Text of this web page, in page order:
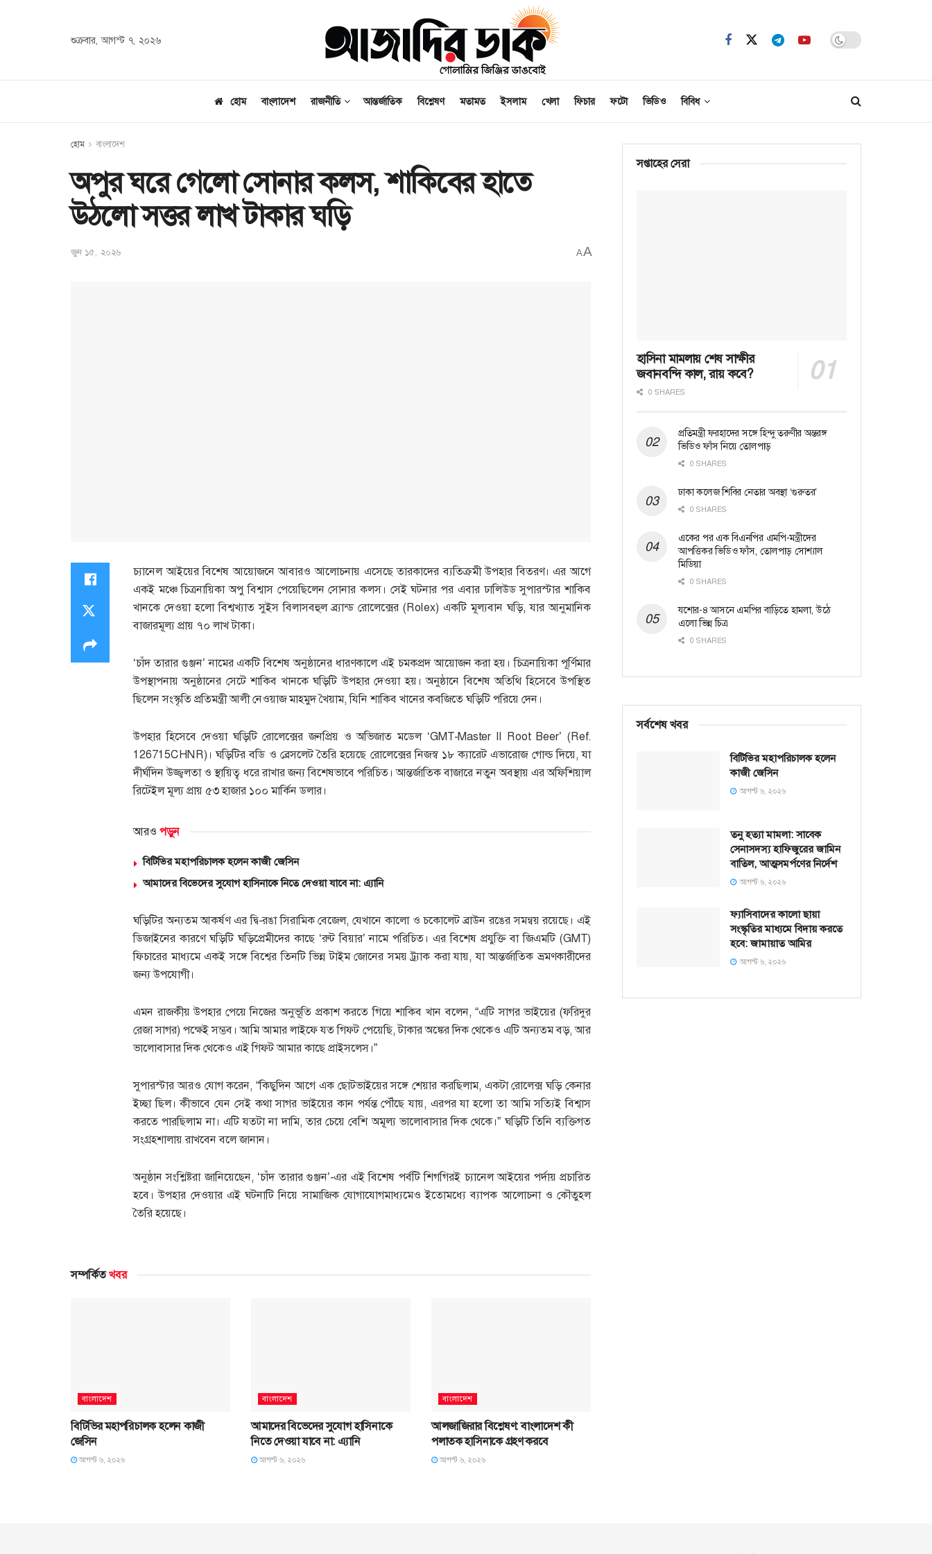
শুক্রবার, আগস্ট ৭, ২০২৬
হোম বাংলাদেশ রাজনীতি আন্তর্জাতিক বিশ্লেষণ মতামত ইসলাম খেলা ফিচার ফটো ভিডিও বিবিধ
হোম বাংলাদেশ
অপুর ঘরে গেলো সোনার কলস, শাকিবের হাতে
উঠলো সত্তর লাখ টাকার ঘড়ি
জুন ১৫, ২০২৬ AA
চ্যানেল আইয়ের বিশেষ আয়োজনে আবারও আলোচনায় এসেছে তারকাদের ব্যতিক্রমী উপহার বিতরণ। এর আগে
একই মঞ্চে চিত্রনায়িকা অপু বিশ্বাস পেয়েছিলেন সোনার কলস। সেই ঘটনার পর এবার ঢালিউড সুপারস্টার শাকিব
খানকে দেওয়া হলো বিশ্বখ্যাত সুইস বিলাসবহুল ব্র্যান্ড রোলেক্সের (Rolex) একটি মূল্যবান ঘড়ি, যার আনুমানিক
বাজারমূল্য প্রায় ৭০ লাখ টাকা।
‘চাঁদ তারার গুঞ্জন’ নামের একটি বিশেষ অনুষ্ঠানের ধারণকালে এই চমকপ্রদ আয়োজন করা হয়। চিত্রনায়িকা পূর্ণিমার
উপস্থাপনায় অনুষ্ঠানের সেটে শাকিব খানকে ঘড়িটি উপহার দেওয়া হয়। অনুষ্ঠানে বিশেষ অতিথি হিসেবে উপস্থিত
ছিলেন সংস্কৃতি প্রতিমন্ত্রী আলী নেওয়াজ মাহমুদ খৈয়াম, যিনি শাকিব খানের কবজিতে ঘড়িটি পরিয়ে দেন।
উপহার হিসেবে দেওয়া ঘড়িটি রোলেক্সের জনপ্রিয় ও অভিজাত মডেল ‘GMT-Master II Root Beer’ (Ref.
126715CHNR)। ঘড়িটির বডি ও ব্রেসলেট তৈরি হয়েছে রোলেক্সের নিজস্ব ১৮ ক্যারেট এভারোজ গোল্ড দিয়ে, যা
দীর্ঘদিন উজ্জ্বলতা ও স্থায়িত্ব ধরে রাখার জন্য বিশেষভাবে পরিচিত। আন্তর্জাতিক বাজারে নতুন অবস্থায় এর অফিশিয়াল
রিটেইল মূল্য প্রায় ৫৩ হাজার ১০০ মার্কিন ডলার।
আরও পড়ুন
বিটিভির মহাপরিচালক হলেন কাজী জেসিন
আমাদের বিভেদের সুযোগ হাসিনাকে নিতে দেওয়া যাবে না: এ্যানি
ঘড়িটির অন্যতম আকর্ষণ এর দ্বি-রঙা সিরামিক বেজেল, যেখানে কালো ও চকোলেট ব্রাউন রঙের সমন্বয় রয়েছে। এই
ডিজাইনের কারণে ঘড়িটি ঘড়িপ্রেমীদের কাছে ‘রুট বিয়ার’ নামে পরিচিত। এর বিশেষ প্রযুক্তি বা জিএমটি (GMT)
ফিচারের মাধ্যমে একই সঙ্গে বিশ্বের তিনটি ভিন্ন টাইম জোনের সময় ট্র্যাক করা যায়, যা আন্তর্জাতিক ভ্রমণকারীদের
জন্য উপযোগী।
এমন রাজকীয় উপহার পেয়ে নিজের অনুভূতি প্রকাশ করতে গিয়ে শাকিব খান বলেন, “এটি সাগর ভাইয়ের (ফরিদুর
রেজা সাগর) পক্ষেই সম্ভব। আমি আমার লাইফে যত গিফট পেয়েছি, টাকার অঙ্কের দিক থেকেও এটি অন্যতম বড়, আর
ভালোবাসার দিক থেকেও এই গিফট আমার কাছে প্রাইসলেস।”
সুপারস্টার আরও যোগ করেন, “কিছুদিন আগে এক ছোটভাইয়ের সঙ্গে শেয়ার করছিলাম, একটা রোলেক্স ঘড়ি কেনার
ইচ্ছা ছিল। কীভাবে যেন সেই কথা সাগর ভাইয়ের কান পর্যন্ত পৌঁছে যায়, এরপর যা হলো তা আমি সত্যিই বিশ্বাস
করতে পারছিলাম না। এটি যতটা না দামি, তার চেয়ে বেশি অমূল্য ভালোবাসার দিক থেকে।” ঘড়িটি তিনি ব্যক্তিগত
সংগ্রহশালায় রাখবেন বলে জানান।
অনুষ্ঠান সংশ্লিষ্টরা জানিয়েছেন, ‘চাঁদ তারার গুঞ্জন’-এর এই বিশেষ পর্বটি শিগগিরই চ্যানেল আইয়ের পর্দায় প্রচারিত
হবে। উপহার দেওয়ার এই ঘটনাটি নিয়ে সামাজিক যোগাযোগমাধ্যমেও ইতোমধ্যে ব্যাপক আলোচনা ও কৌতুহল
তৈরি হয়েছে।
সম্পর্কিতখবর
বাংলাদেশ
বিটিভির মহাপরিচালক হলেন কাজী
জেসিন
আগস্ট ৬, ২০২৬
বাংলাদেশ
আমাদের বিভেদের সুযোগ হাসিনাকে
নিতে দেওয়া যাবে না: এ্যানি
আগস্ট ৬, ২০২৬
বাংলাদেশ
আলজাজিরার বিশ্লেষণ: বাংলাদেশ কী
পলাতক হাসিনাকে গ্রহণ করবে
আগস্ট ৬, ২০২৬
সপ্তাহের সেরা
হাসিনা মামলায় শেষ সাক্ষীর
জবানবন্দি কাল, রায় কবে?
0 SHARES
প্রতিমন্ত্রী ফরহাদের সঙ্গে হিন্দু তরুণীর অন্তরঙ্গ
ভিডিও ফাঁস নিয়ে তোলপাড়
0 SHARES
ঢাকা কলেজ শিবির নেতার অবস্থা ‘গুরুতর’
0 SHARES
একের পর এক বিএনপির এমপি-মন্ত্রীদের
আপত্তিকর ভিডিও ফাঁস, তোলপাড় সোশ্যাল
মিডিয়া
0 SHARES
যশোর-৪ আসনে এমপির বাড়িতে হামলা, উঠে
এলো ভিন্ন চিত্র
0 SHARES
সর্বশেষ খবর
বিটিভির মহাপরিচালক হলেন
কাজী জেসিন
আগস্ট ৬, ২০২৬
তনু হত্যা মামলা: সাবেক
সেনাসদস্য হাফিজুরের জামিন
বাতিল, আত্মসমর্পণের নির্দেশ
আগস্ট ৬, ২০২৬
ফ্যাসিবাদের কালো ছায়া
সংস্কৃতির মাধ্যমে বিদায় করতে
হবে: জামায়াত আমির
আগস্ট ৬, ২০২৬